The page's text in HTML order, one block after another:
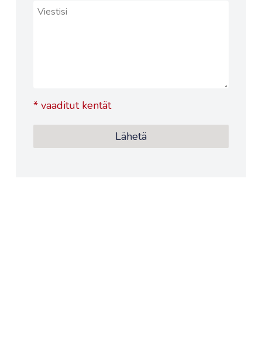
*vaaditut kentät